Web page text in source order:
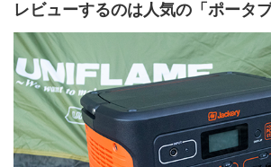
レビューするのは人気の「ポータ